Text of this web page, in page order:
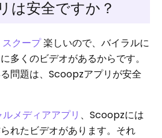
は安全ですか？
スクープ楽しいので、バイラルに
多くのビデオがあるからです。
問題は、Scoopzアプリが安全
メディアアプリ 、Scoopzには
れたビデオがあります。それ